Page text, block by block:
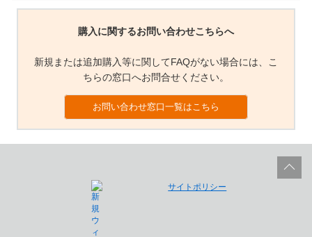
購入に関するお問い合わせこちらへ
新規または追加購入等に関してFAQがない場合には、こ
ちらの窓口へお問合せください。
お問い合わせ窓口一覧はこちら
サイトポリシー